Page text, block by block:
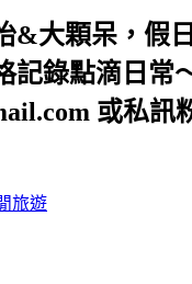
&大顆呆，假
記錄點滴日常
或私
旅遊